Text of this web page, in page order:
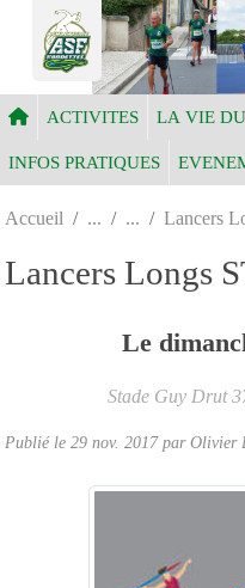
ACTIVITES LA VIE
INFOS PRATIQUES
Accueil Lancers
Lancers Longs
Le
Stade Guy Drut
Publié le 29 nov. 2017par Olivier
Panneau de gestion des cookies